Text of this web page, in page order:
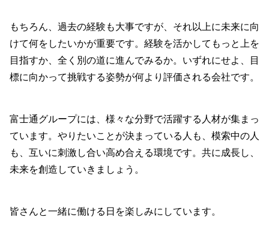
もちろん、過去の経験も大事ですが、それ以上に未来に向
けて何をしたいかが重要です。経験を活かしてもっと上を
目指すか、全く別の道に進んでみるか。いずれにせよ、目
標に向かって挑戦する姿勢が何より評価される会社です。
富士通グループには、様々な分野で活躍する人材が集まっ
ています。やりたいことが決まっている人も、模索中の人
も、互いに刺激し合い高め合える環境です。共に成長し、
未来を創造していきましょう。
皆さんと一緒に働ける日を楽しみにしています。